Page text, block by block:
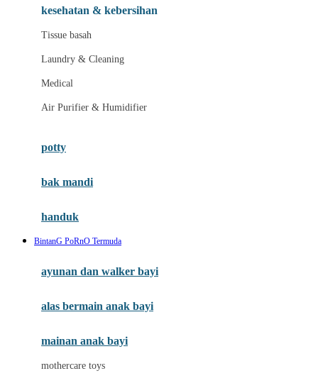
Mamaway
Maxi Cosi
Megabloks
Micro
MiDeer
Moby
My Buddy Tag
My K
kesehatan & kebersihan
Tissue basah
Laundry & Cleaning
Medical
Air Purifier & Humidifier
potty
bak mandi
handuk
BintanG PoRnO Termuda
ayunan dan walker bayi
alas bermain anak bayi
mainan anak bayi
mothercare toys